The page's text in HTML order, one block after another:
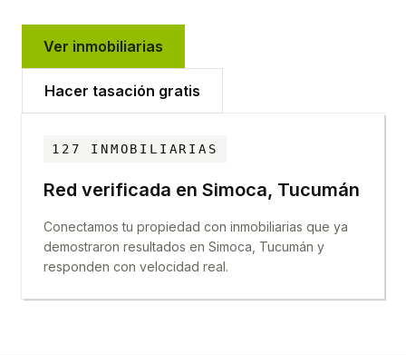
Ver inmobiliarias
Hacer tasación gratis
127 INMOBILIARIAS
Red verificada en Simoca, Tucumán
Conectamos tu propiedad con inmobiliarias que ya
demostraron resultados en Simoca, Tucumán y
responden con velocidad real.